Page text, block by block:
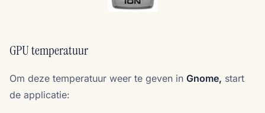
GPU temperatuur
Om deze temperatuur weer te geven in Gnome, start
de applicatie: